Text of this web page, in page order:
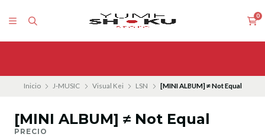
0
Inicio J-MUSIC Visual Kei LSN [MINI ALBUM] ≠ Not Equal
[MINI ALBUM] ≠ Not Equal
PRECIO